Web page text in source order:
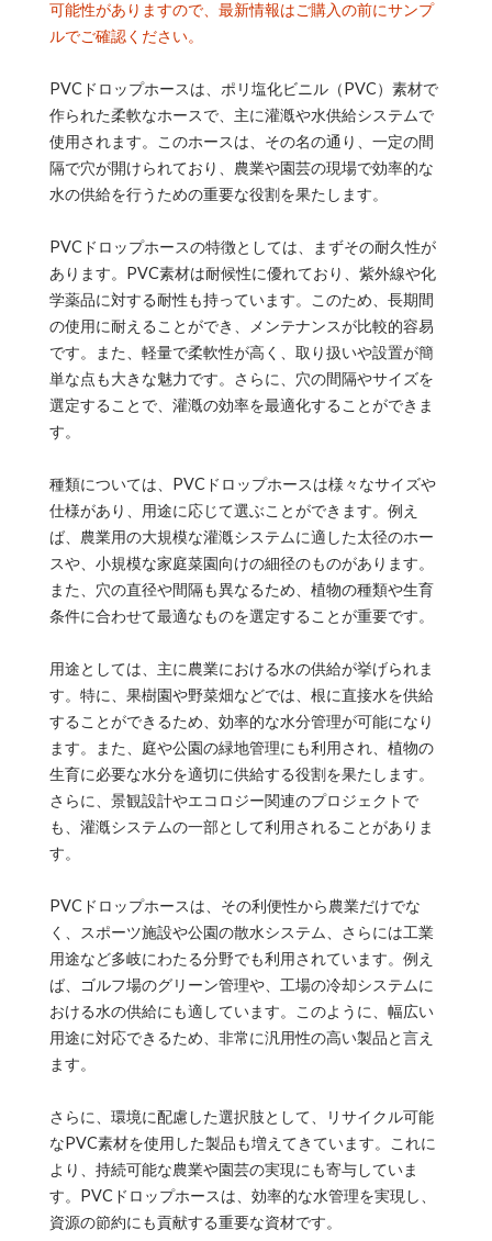
可能性がありますので、最新情報はご購入の前にサンプ
ルでご確認ください。
PVCドロップホースは、ポリ塩化ビニル（PVC）素材で
作られた柔軟なホースで、主に灌漑や水供給システムで
使用されます。このホースは、その名の通り、一定の間
隔で穴が開けられており、農業や園芸の現場で効率的な
水の供給を行うための重要な役割を果たします。
PVCドロップホースの特徴としては、まずその耐久性が
あります。PVC素材は耐候性に優れており、紫外線や化
学薬品に対する耐性も持っています。このため、長期間
の使用に耐えることができ、メンテナンスが比較的容易
です。また、軽量で柔軟性が高く、取り扱いや設置が簡
単な点も大きな魅力です。さらに、穴の間隔やサイズを
選定することで、灌漑の効率を最適化することができま
す。
種類については、PVCドロップホースは様々なサイズや
仕様があり、用途に応じて選ぶことができます。例え
ば、農業用の大規模な灌漑システムに適した太径のホー
スや、小規模な家庭菜園向けの細径のものがあります。
また、穴の直径や間隔も異なるため、植物の種類や生育
条件に合わせて最適なものを選定することが重要です。
用途としては、主に農業における水の供給が挙げられま
す。特に、果樹園や野菜畑などでは、根に直接水を供給
することができるため、効率的な水分管理が可能になり
ます。また、庭や公園の緑地管理にも利用され、植物の
生育に必要な水分を適切に供給する役割を果たします。
さらに、景観設計やエコロジー関連のプロジェクトで
も、灌漑システムの一部として利用されることがありま
す。
PVCドロップホースは、その利便性から農業だけでな
く、スポーツ施設や公園の散水システム、さらには工業
用途など多岐にわたる分野でも利用されています。例え
ば、ゴルフ場のグリーン管理や、工場の冷却システムに
おける水の供給にも適しています。このように、幅広い
用途に対応できるため、非常に汎用性の高い製品と言え
ます。
さらに、環境に配慮した選択肢として、リサイクル可能
なPVC素材を使用した製品も増えてきています。これに
より、持続可能な農業や園芸の実現にも寄与していま
す。PVCドロップホースは、効率的な水管理を実現し、
資源の節約にも貢献する重要な資材です。